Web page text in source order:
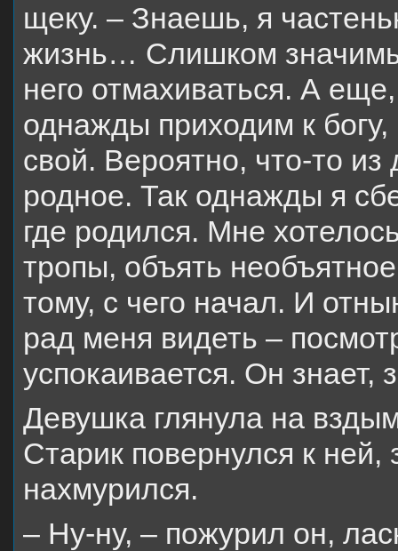
щеку. – Знаешь, я
жизнь… Слишком
него отмахиваться. А
однажды приходим к
свой. Вероятно, что-то
родное. Так однажды я
где родился. Мне
тропы, объять
тому, с чего начал. И
рад меня видеть –
успокаивается. Он знает,
Девушка глянула на
Старик повернулся к ней,
нахмурился.
– Ну-ну, – пожурил он,